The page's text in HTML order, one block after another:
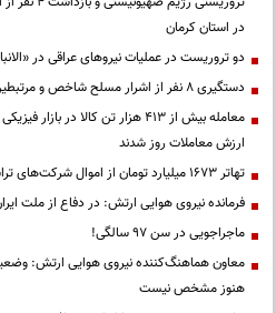
در استان کرمان
دو تروریست در عملیات نیروهای عراقی در
دستگیری ۸ نفر از اشرار مسلح شاخص و مرتبطین گروهک‌های تروریستی
معامله بیش از ۴۱۳ هزار تن کالا
ارزش معاملات روز شدند
تهاتر ۱۶۷۳ میلیارد تومان از اموال شرکت‌های تراستی
فرمانده نیروی هوایی ارتش: در دفاع از ملت
ماجراجویی در سن ۹۷ سالگی!
معاون هماهنگ‌کننده نیروی هوایی ارتش:
هنوز مشخص نیست